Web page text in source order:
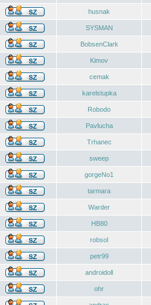
husnak
SYSMAN
BobsenClark
Kimov
cemak
karelstupka
Robodo
Pavlucha
Trhanec
sweep
gorgeNo1
tarmara
Warder
HB80
robsol
petr99
androidoll
ohr